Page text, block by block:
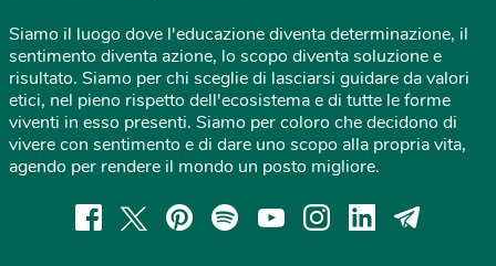
Siamo il luogo dove l'educazione diventa determinazione, il
sentimento diventa azione, lo scopo diventa soluzione e
risultato. Siamo per chi sceglie di lasciarsi guidare da valori
etici, nel pieno rispetto dell'ecosistema e di tutte le forme
viventi in esso presenti. Siamo per coloro che decidono di
vivere con sentimento e di dare uno scopo alla propria vita,
agendo per rendere il mondo un posto migliore.